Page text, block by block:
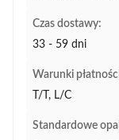
Czas dostawy:
33 - 59 dni
Warunki
T/T, L/C
Standardowe